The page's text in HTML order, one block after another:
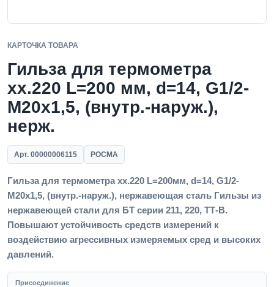
КАРТОЧКА ТОВАРА
Гильза для термометра
xx.220 L=200 мм, d=14, G1/2-
M20x1,5, (внутр.-наруж.),
нерж.
Арт. 00000006115 РОСМА
Гильза для термометра xx.220 L=200мм, d=14, G1/2-
M20x1,5, (внутр.-наруж.), нержавеющая сталь Гильзы из
нержавеющей стали для БТ серии 211, 220, ТТ-В.
Повышают устойчивость средств измерений к
воздействию агрессивных измеряемых сред и высоких
давлений.
Присоединение